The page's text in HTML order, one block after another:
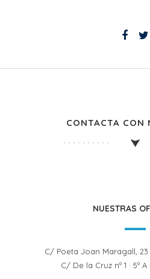
CONTACTA CON
NUESTRAS
C/ Poeta Joan Maragall, 23
C/ De la Cruz nº 1 · 5º